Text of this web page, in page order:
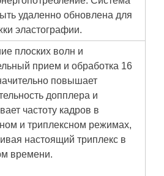
удаленно обновлена для
эластографии.
плоских волн и
прием и обработка 16
повышает
допплера и
частоту кадров в
и триплексном режимах,
настоящий триплекс в
времени.